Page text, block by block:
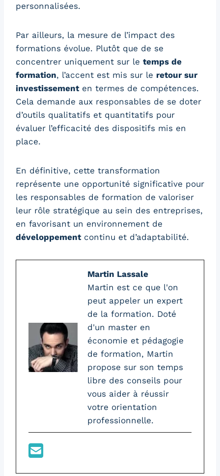
personnalisées.
Par ailleurs, la mesure de l’impact des
formations évolue. Plutôt que de se
concentrer uniquement sur le temps de
formation, l’accent est mis sur le retour sur
investissementen termes de compétences.
Cela demande aux responsables de se doter
d’outils qualitatifs et quantitatifs pour
évaluer l’efficacité des dispositifs mis en
place.
En définitive, cette transformation
représente une opportunité significative pour
les responsables de formation de valoriser
leur rôle stratégique au sein des entreprises,
en favorisant un environnement de
développementcontinu et d’adaptabilité.
Martin Lassale
Martin est ce que l'on
peut appeler un expert
de la formation. Doté
d'un master en
économie et pédagogie
de formation, Martin
propose sur son temps
libre des conseils pour
vous aider à réussir
votre orientation
professionnelle.